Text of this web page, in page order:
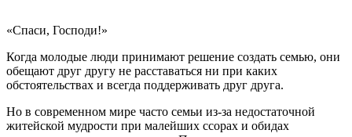
«Спаси, Господи!»
Когда молодые люди принимают решение создать семью, они
обещают друг другу не расставаться ни при каких
обстоятельствах и всегда поддерживать друг друга.
Но в современном мире часто семьи из-за недостаточной
житейской мудрости при малейших ссорах и обидах